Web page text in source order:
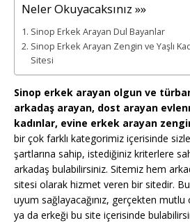
Neler Okuyacaksınız »»
Sinop Erkek Arayan Dul Bayanlar
Sinop Erkek Arayan Zengin ve Yaşlı
Sitesi
Sinop erkek arayan olgun ve
arkadaş arayan, dost arayan
kadınlar, evine erkek arayan
bir çok farklı kategorimiz içerisinde
şartlarına sahip, istediğiniz kriterlere
arkadaş bulabilirsiniz. Sitemiz hem
sitesi olarak hizmet veren bir sitedir.
uyum sağlayacağınız, gerçekten mutlu
ya da erkeği bu site içerisinde